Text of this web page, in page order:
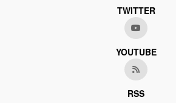
TWITTER
YOUTUBE
RSS